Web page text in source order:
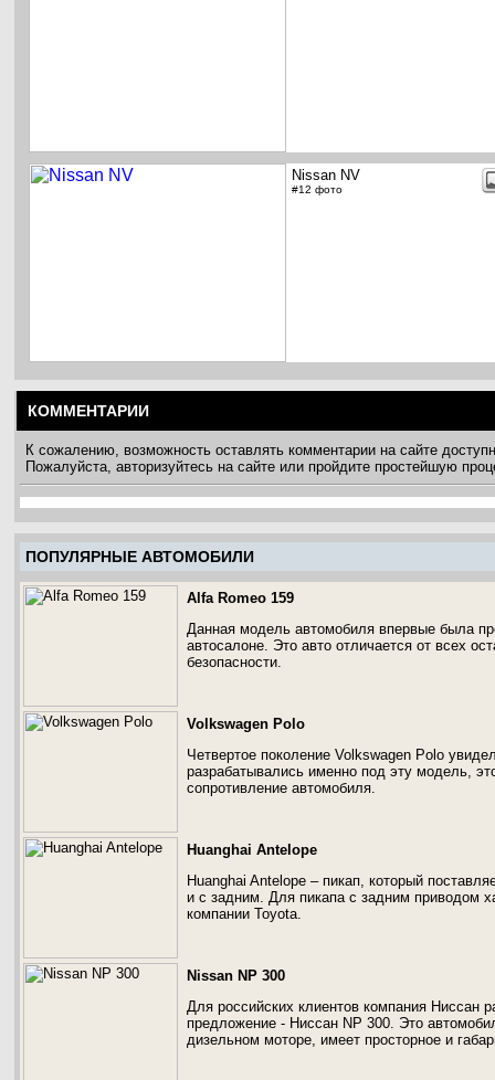
Nissan NV
#12 фото
КОММЕНТАРИИ
К сожалению, возможность оставлять комментарии на сайте
Пожалуйста, авторизуйтесь на сайте или пройдите простейшую
ПОПУЛЯРНЫЕ АВТОМОБИЛИ
Alfa Romeo 159
Данная модель автомобиля впервые была
автосалоне. Это авто отличается от всех
безопасности.
Volkswagen Polo
Четвертое поколение Volkswagen Polo
разрабатывались именно под эту модель,
сопротивление автомобиля.
Huanghai Antelope
Huanghai Antelope – пикап, который
и с задним. Для пикапа с задним приводом
компании Toyota.
Nissan NP 300
Для российских клиентов компания Ниссан
предложение - Ниссан NP 300. Это
дизельном моторе, имеет просторное и